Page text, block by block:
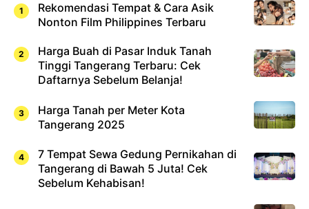
Rekomendasi Tempat & Cara Asik
Nonton Film Philippines Terbaru
Harga Buah di Pasar Induk Tanah
Tinggi Tangerang Terbaru: Cek
Daftarnya Sebelum Belanja!
Harga Tanah per Meter Kota
Tangerang 2025
7 Tempat Sewa Gedung Pernikahan di
Tangerang di Bawah 5 Juta! Cek
Sebelum Kehabisan!